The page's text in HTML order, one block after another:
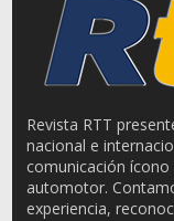
Revista RTT
nacional e
comunicación
automotor.
experiencia,